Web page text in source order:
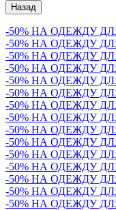
Назад
-50% НА ОДЕЖДУ
-50% НА ОДЕЖДУ
-50% НА ОДЕЖДУ
-50% НА ОДЕЖДУ
-50% НА ОДЕЖДУ
-50% НА ОДЕЖДУ
-50% НА ОДЕЖДУ
-50% НА ОДЕЖДУ
-50% НА ОДЕЖДУ
-50% НА ОДЕЖДУ
-50% НА ОДЕЖДУ
-50% НА ОДЕЖДУ
-50% НА ОДЕЖДУ
-50% НА ОДЕЖДУ
-50% НА ОДЕЖДУ